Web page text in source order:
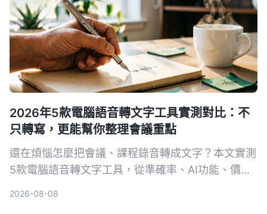
2026年5款電腦語音轉文字工具實測對比：不
只轉寫，更能幫你整理會議重點
還在煩惱怎麼把會議、課程錄音轉成文字？本文實測
5款電腦語音轉文字工具，從準確率、AI功能、價格
2026-08-08